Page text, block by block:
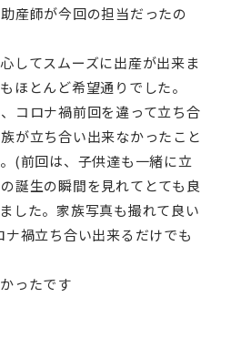
産師が今回の担当だったの
してスムーズに出産が出来ま
ほとんど希望通りでした。
コロナ禍前回を違って立ち合
が立ち合い出来なかったこと
(前回は、子供達も一緒に立
誕生の瞬間を見れてとても良
した。家族写真も撮れて良い
禍立ち合い出来るだけでも
ったです